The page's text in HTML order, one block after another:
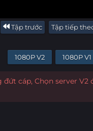
Tập trước Tập tiếp
1080P V2 1080P V1
đứt cáp, Chọn server V2